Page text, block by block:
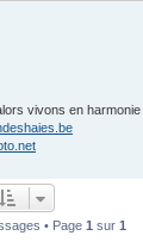
vivons en
• Page 1 sur 1